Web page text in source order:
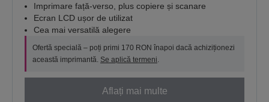
Imprimare față-verso, plus copiere și scanare
Ecran LCD ușor de utilizat
Cea mai versatilă alegere
Ofertă specială – poți primi 170 RON înapoi dacă achiziționezi
această imprimantă. Se aplică termeni.
Aflați mai multe